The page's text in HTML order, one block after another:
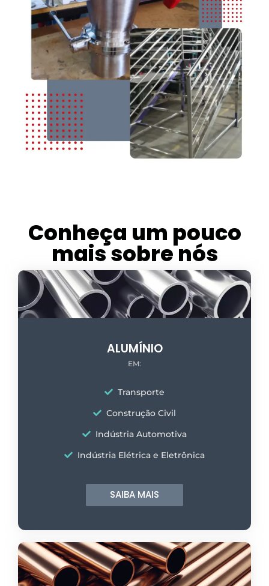
Conheça um pouco
mais sobre nós
ALUMÍNIO
EM:
Transporte
Construção Civil
Indústria Automotiva
Indústria Elétrica e Eletrônica
SAIBA MAIS